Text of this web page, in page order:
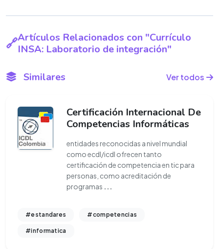
Artículos Relacionados con "Currículo
INSA: Laboratorio de integración"
Similares Ver todos
Certificación Internacional De
Competencias Informáticas
entidades reconocidas a nivel mundial
como ecdl/icdl ofrecen tanto
certificación de competencia en tic para
personas, como acreditación de
programas ...
#estandares #competencias
#informatica